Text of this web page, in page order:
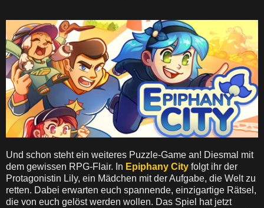
Und schon steht ein weiteres Puzzle-Game an! Diesmal mit
dem gewissen RPG-Flair. In Epiphany City folgt ihr der
Protagonistin Lily, ein Mädchen mit der Aufgabe, die Welt zu
retten. Dabei erwarten euch spannende, einzigartige Rätsel,
die von euch gelöst werden wollen. Das Spiel hat jetzt